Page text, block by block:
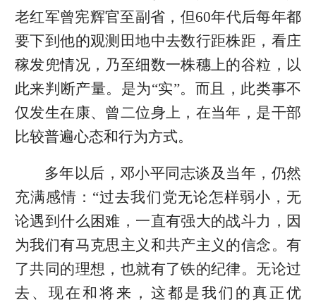
老红军曾宪辉官至副省，但60年代后每年都
要下到他的观测田地中去数行距株距，看庄
稼发兜情况，乃至细数一株穗上的谷粒，以
此来判断产量。是为“实”。而且，此类事不
仅发生在康、曾二位身上，在当年，是干部
比较普遍心态和行为方式。
多年以后，邓小平同志谈及当年，仍然
充满感情：“过去我们党无论怎样弱小，无
论遇到什么困难，一直有强大的战斗力，因
为我们有马克思主义和共产主义的信念。有
了共同的理想，也就有了铁的纪律。无论过
去、现在和将来，这都是我们的真正优